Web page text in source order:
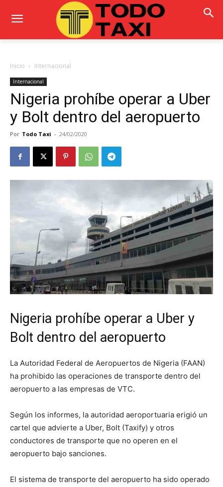
Inicio Internacional
Internacional
Nigeria prohíbe operar a Uber
y Bolt dentro del aeropuerto
Por Todo Taxi - 24/02/2020
Nigeria prohíbe operar a Uber y
Bolt dentro del aeropuerto
La Autoridad Federal de Aeropuertos de Nigeria (FAAN)
ha prohibido las operaciones de transporte dentro del
aeropuerto a las empresas de VTC.
Según los informes, la autoridad aeroportuaria erigió un
cartel que advierte a Uber, Bolt (Taxify) y otros
conductores de transporte que no operen en el
aeropuerto bajo sanciones.
El sistema de transporte del aeropuerto ha sido operado